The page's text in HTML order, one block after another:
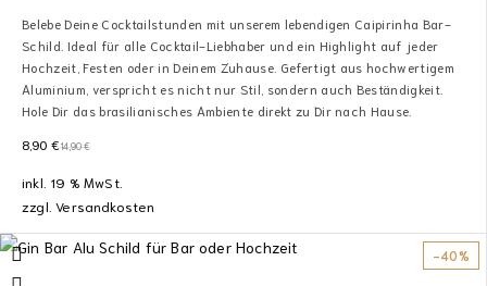
Belebe Deine Cocktailstunden mit unserem lebendigen Caipirinha Bar-
Schild. Ideal für alle Cocktail-Liebhaber und ein Highlight auf jeder
Hochzeit, Festen oder in Deinem Zuhause. Gefertigt aus hochwertigem
Aluminium, verspricht es nicht nur Stil, sondern auch Beständigkeit.
Hole Dir das brasilianisches Ambiente direkt zu Dir nach Hause.
14,90€
8,90 €
inkl. 19 % MwSt.
zzgl.Versandkosten
-40%